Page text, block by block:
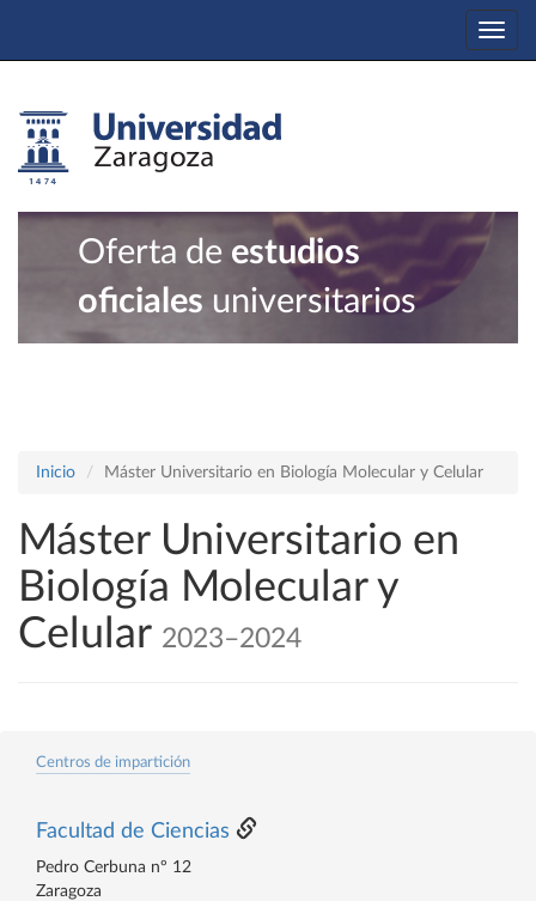
Oferta de estudios
oficiales universitarios
Inicio Máster Universitario en Biología Molecular y Celular
Máster Universitario en
Biología Molecular y
Celular 2023–2024
Centros de impartición
Facultad de Ciencias
Pedro Cerbuna nº 12
Zaragoza